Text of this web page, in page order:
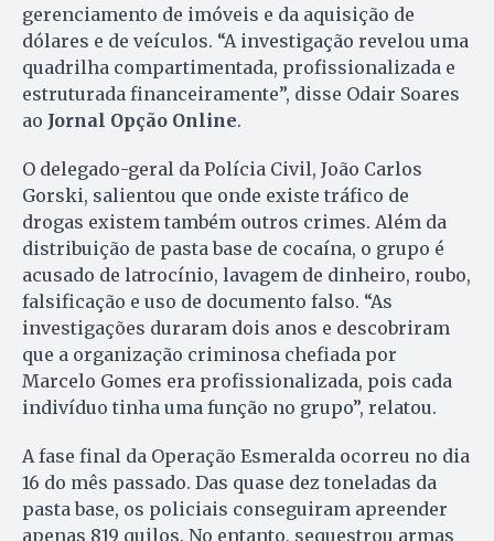
gerenciamento de imóveis e da aquisição de
dólares e de veículos. “A investigação revelou uma
quadrilha compartimentada, profissionalizada e
estruturada financeiramente”, disse Odair Soares
ao Jornal Opção Online.
O delegado-geral da Polícia Civil, João Carlos
Gorski, salientou que onde existe tráfico de
drogas existem também outros crimes. Além da
distribuição de pasta base de cocaína, o grupo é
acusado de latrocínio, lavagem de dinheiro, roubo,
falsificação e uso de documento falso. “As
investigações duraram dois anos e descobriram
que a organização criminosa chefiada por
Marcelo Gomes era profissionalizada, pois cada
indivíduo tinha uma função no grupo”, relatou.
A fase final da Operação Esmeralda ocorreu no dia
16 do mês passado. Das quase dez toneladas da
pasta base, os policiais conseguiram apreender
apenas 819 quilos. No entanto, sequestrou armas